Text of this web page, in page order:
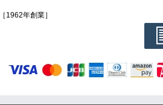
1962年創業］